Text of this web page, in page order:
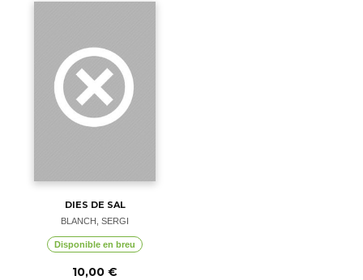
DIES DE SAL
BLANCH, SERGI
Disponible en breu
10,00 €